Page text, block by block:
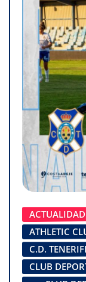
ACTUALIDAD
ATHLETIC
C.D.
CLUB